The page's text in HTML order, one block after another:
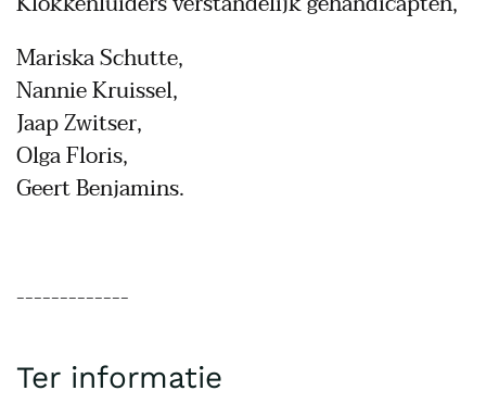
Mariska Schutte,
Nannie Kruissel,
Jaap Zwitser,
Olga Floris,
Geert Benjamins.
-------------
Ter informatie